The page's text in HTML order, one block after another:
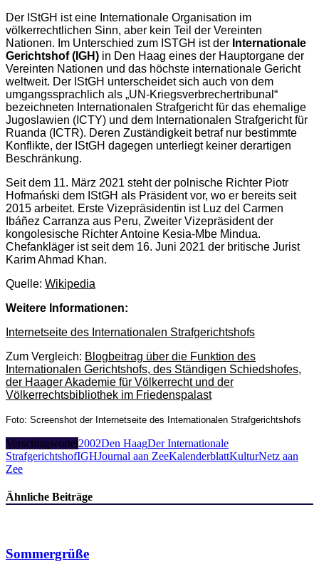
Der IStGH ist eine Internationale Organisation im
völkerrechtlichen Sinn, aber kein Teil der Vereinten
Nationen. Im Unterschied zum ISTGH ist der Internationale
Gerichtshof (IGH) in Den Haag eines der Hauptorgane der
Vereinten Nationen und das höchste internationale Gericht
weltweit. Der IStGH unterscheidet sich auch von dem
umgangssprachlich als „UN-Kriegsverbrechertribunal“
bezeichneten Internationalen Strafgericht für das ehemalige
Jugoslawien (ICTY) und dem Internationalen Strafgericht für
Ruanda (ICTR). Deren Zuständigkeit betraf nur bestimmte
Konflikte, der IStGH dagegen unterliegt keiner derartigen
Beschränkung.
Seit dem 11. März 2021 steht der polnische Richter Piotr
Hofmański dem IStGH als Präsident vor, wo er bereits seit
2015 arbeitet. Erste Vizepräsidentin ist Luz del Carmen
Ibáñez Carranza aus Peru, Zweiter Vizepräsident der
kongolesische Richter Antoine Kesia-Mbe Mindua.
Chefankläger ist seit dem 16. Juni 2021 der britische Jurist
Karim Ahmad Khan.
Quelle: Wikipedia
Weitere Informationen:
Internetseite des Internationalen Strafgerichtshofs
Zum Vergleich: Blogbeitrag über die Funktion des
Internationalen Gerichtshofs, des Ständigen Schiedshofes,
der Haager Akademie für Völkerrecht und der
Völkerrechtsbibliothek im Friedenspalast
Foto: Screenshot der Internetseite des Internationalen Strafgerichtshofs
Verschlagwortet2002Den HaagDer Internationale
StrafgerichtshofIGHJournal aan ZeeKalenderblattKulturNetz aan
Zee
Ähnliche Beiträge
Sommergrüße